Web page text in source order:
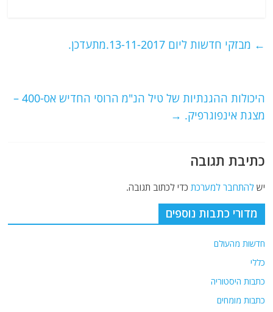
s
p
g
l
er
e
o
← מבזקי חדשות ליום 13-11-2017.מתעדכן.
היכולות ההגנתיות של טיל הנ"מ הרוסי החדיש אס-400 –
מצגת אינפוגרפיק. →
כתיבת תגובה
ישלהתחבר למערכת כדי לכתוב תגובה.
מדורי כתבות נוספים
חדשות מהעולם
כללי
כתבות היסטוריה
כתבות מומחים